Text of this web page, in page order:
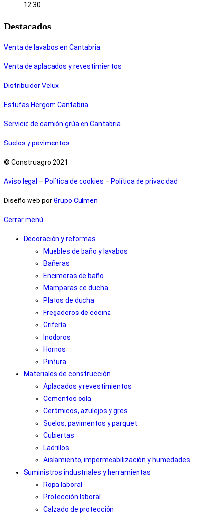
12:30
Destacados
Venta de lavabos en Cantabria
Venta de aplacados y revestimientos
Distribuidor Velux
Estufas Hergom Cantabria
Servicio de camión grúa en Cantabria
Suelos y pavimentos
© Construagro 2021
Aviso legal – Política de cookies – Política de privacidad
Diseño web porGrupo Culmen
Cerrar menú
Decoración y reformas
Muebles de baño y lavabos
Bañeras
Encimeras de baño
Mamparas de ducha
Platos de ducha
Fregaderos de cocina
Grifería
Inodoros
Hornos
Pintura
Materiales de construcción
Aplacados y revestimientos
Cementos cola
Cerámicos, azulejos y gres
Suelos, pavimentos y parquet
Cubiertas
Ladrillos
Aislamiento, impermeabilización y humedades
Suministros industriales y herramientas
Ropa laboral
Protección laboral
Calzado de protección